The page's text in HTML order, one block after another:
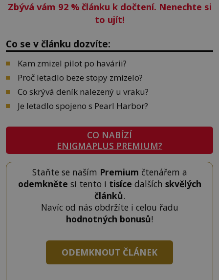
Zbývá vám 92 %článku k dočtení. Nenechte si
to ujít!
Co se v článku dozvíte:
Kam zmizel pilot po havárii?
Proč letadlo beze stopy zmizelo?
Co skrývá deník nalezený u vraku?
Je letadlo spojeno s Pearl Harbor?
CO NABÍZÍ
ENIGMAPLUS PREMIUM?
Staňte se naším Premium čtenářem a
odemkněte si tento i tisíce dalších skvělých
článků.
Navíc od nás obdržíte i celou řadu
hodnotných bonusů!
ODEMKNOUT ČLÁNEK